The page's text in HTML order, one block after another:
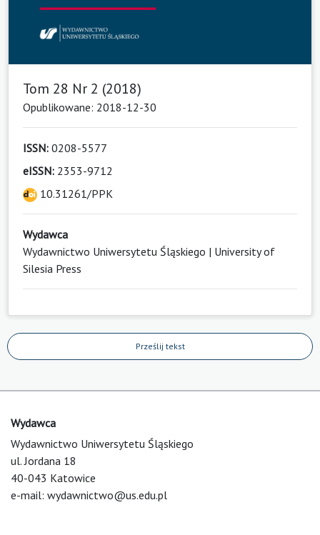
Tom 28 Nr 2 (2018)
Opublikowane: 2018-12-30
ISSN: 0208-5577
eISSN: 2353-9712
10.31261/PPK
Wydawca
Wydawnictwo Uniwersytetu Śląskiego | University of
Silesia Press
Prześlij tekst
Wydawca
Wydawnictwo Uniwersytetu Śląskiego
ul. Jordana 18
40-043 Katowice
e-mail: wydawnictwo@us.edu.pl